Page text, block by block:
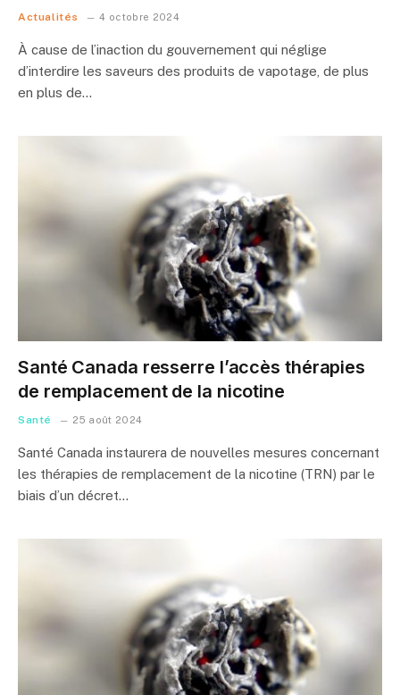
Actualités 4 octobre 2024
À cause de l’inaction du gouvernement qui néglige
d’interdire les saveurs des produits de vapotage, de plus
en plus de…
Santé Canada resserre l’accès thérapies
de remplacement de la nicotine
Santé 25 août 2024
Santé Canada instaurera de nouvelles mesures concernant
les thérapies de remplacement de la nicotine (TRN) par le
biais d’un décret…